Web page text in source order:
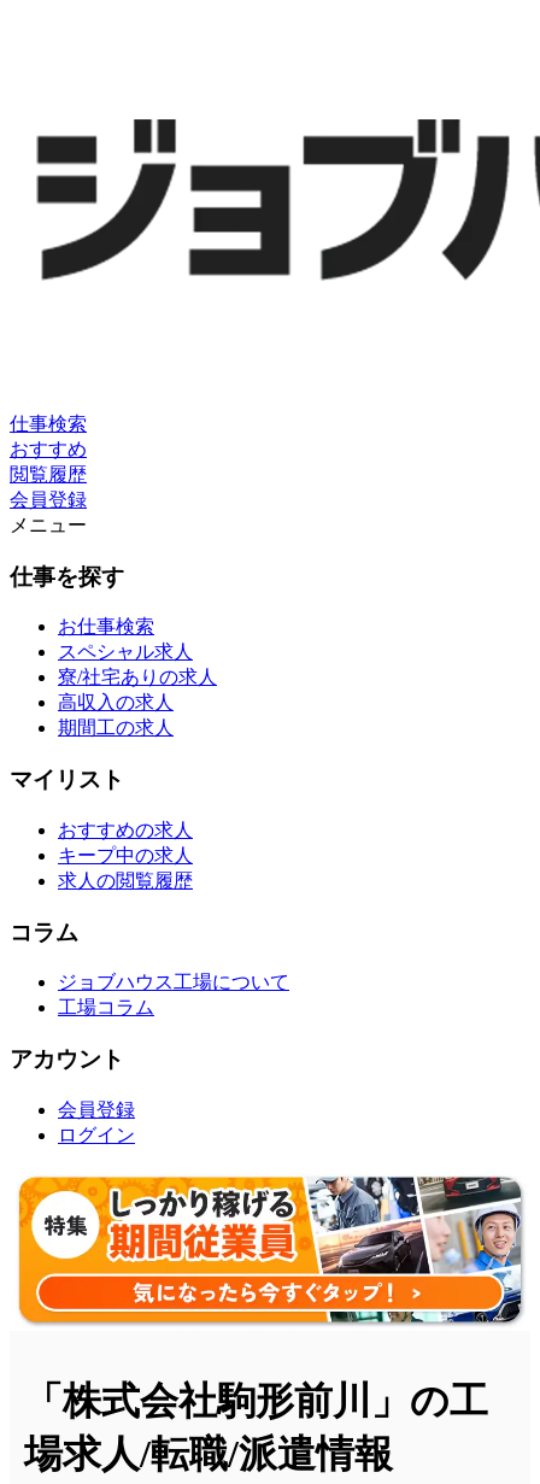
仕事検索
おすすめ
閲覧履歴
会員登録
メニュー
仕事を探す
お仕事検索
スペシャル求人
寮/社宅ありの求人
高収入の求人
期間工の求人
マイリスト
おすすめの求人
キープ中の求人
求人の閲覧履歴
コラム
ジョブハウス工場について
工場コラム
アカウント
会員登録
ログイン
「株式会社駒形前川」の工
場求人/転職/派遣情報